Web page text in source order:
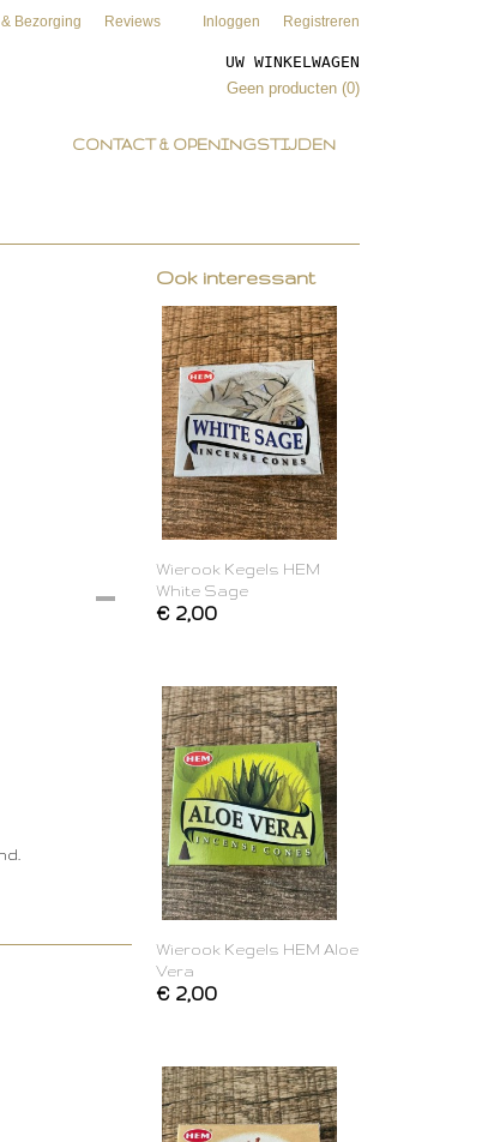
Bezorging Reviews Inloggen Registreren
UW WINKELWAGEN
Geen producten (0)
CONTACT & OPENINGSTIJDEN
Ook interessant
Wierook Kegels HEM
White Sage
€ 2,00
Wierook Kegels HEM Aloe
Vera
€ 2,00